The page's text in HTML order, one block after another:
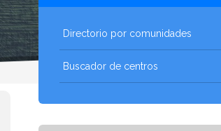
Directorio por comunidades
Buscador de centros